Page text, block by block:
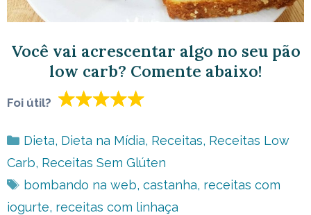
Você vai acrescentar algo no seu pão
low carb? Comente abaixo!
Foi útil?
Categorias
Dieta, Dieta na Mídia, Receitas, Receitas Low
Carb, Receitas Sem Glúten
Tags
bombando na web, castanha, receitas com
iogurte, receitas com linhaça